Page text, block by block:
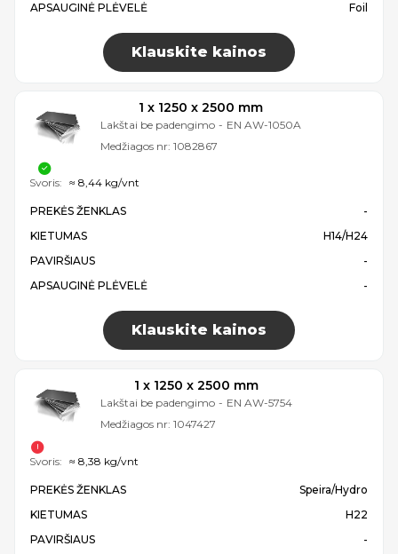
APSAUGINĖ PLĖVELĖ
Foil
Klauskite kainos
1 x 1250 x 2500 mm
Lakštai be padengimo - EN AW-1050A
Medžiagos nr: 1082867
PREKĖS ŽENKLAS
-
KIETUMAS
H14/H24
PAVIRŠIAUS
-
APSAUGINĖ PLĖVELĖ
-
Klauskite kainos
Svoris: ≈ 8,44 kg/vnt
1 x 1250 x 2500 mm
Lakštai be padengimo - EN AW-5754
Medžiagos nr: 1047427
PREKĖS ŽENKLAS
Speira/Hydro
KIETUMAS
H22
PAVIRŠIAUS
-
Svoris: ≈ 8,38 kg/vnt